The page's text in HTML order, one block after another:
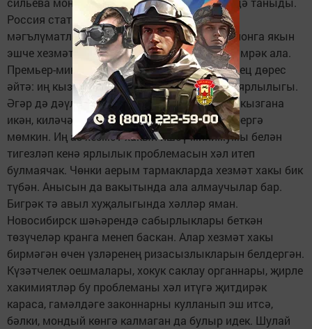
Россия статистика федераль хезмәте
мәгълүматларына күз салсак, илдә 2 миллионга якын
эшче хезмәт хакын яшәү минимумыннан кимрәк ала.
Премьер-министр урынбасары Ольга Голодец дөрес
әйтә: иң кызганычы - эшли торган кешенең ярлылыгы.
Әгәр дә дәүләт эшләүчеләрдән шулай акча кызгана
икән, киләчәктә ил кадрларга кытлык кичерергә
мөмкин. Иң аз хезмәт хакын яшәү минимумы белән
тигезләп кенә ярлылык проблемасын хәл итеп
булмаячак. Чөнки аерым тармакларда хезмәт хакы бик
түбән. Анысын да вакытында ала алмаучылар бар.
Бигрәк тә авыл хуҗалыгында хәлләр яман.
Новосибирск шәһәрендә сабырлыклары беткән
төзүчеләр кранга менеп баскан. Алар хезмәт хакы
бирмәгән өчен үзләренең ризасызлыкларын белдергән.
Күзәтчелек оешмалары, хокук саклау органнары, җирле
хакимиятләр бу проблеманы хәл итүгә җитдирәк
караса, гамәлдәге законнарны кулланып эш итсә,
бәлки, мондый көнгә калмаган да булыр идек. Шулай